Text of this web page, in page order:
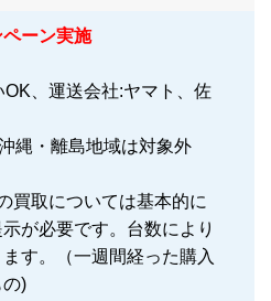
ーン実施
OK、運送会社:ヤマト、佐
縄・離島地域は対象外
買取については基本的に
が必要です。台数により
す。（一週間経った購入
)